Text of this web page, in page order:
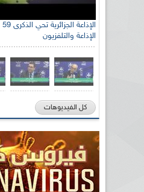
الإذاعة والتلفزيون
كل الفيديوهات